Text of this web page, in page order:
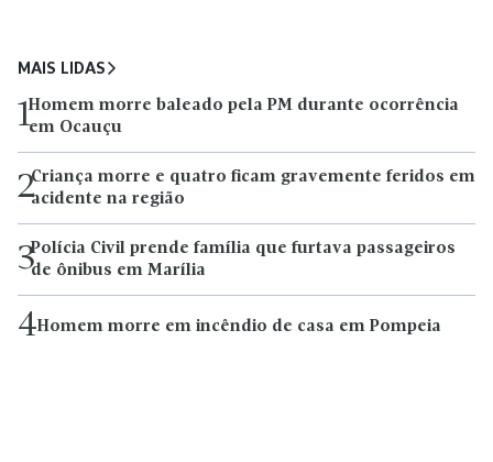
MAIS LIDAS
1Homem morre baleado pela PM durante ocorrência
em Ocauçu
2Criança morre e quatro ficam gravemente feridos em
acidente na região
3Polícia Civil prende família que furtava passageiros
de ônibus em Marília
4Homem morre em incêndio de casa em Pompeia